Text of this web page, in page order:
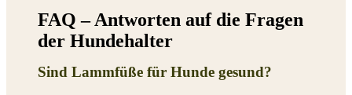
FAQ – Antworten auf die Fragen
der Hundehalter
Sind Lammfüße für Hunde gesund?